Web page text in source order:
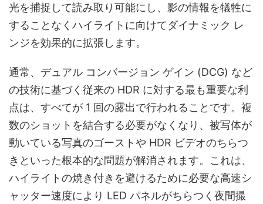
光を捕捉して読み取り可能にし、影の情報を犠牲に
することなくハイライトに向けてダイナミック レ
ンジを効果的に拡張します。
通常、デュアル コンバージョン ゲイン (DCG) など
の技術に基づく従来の HDR に対する最も重要な利
点は、すべてが 1 回の露出で行われることです。複
数のショットを結合する必要がなくなり、被写体が
動いている写真のゴーストや HDR ビデオのちらつ
きといった根本的な問題が解消されます。これは、
ハイライトの焼き付きを避けるために必要な高速シ
ャッター速度により LED パネルがちらつく夜間撮